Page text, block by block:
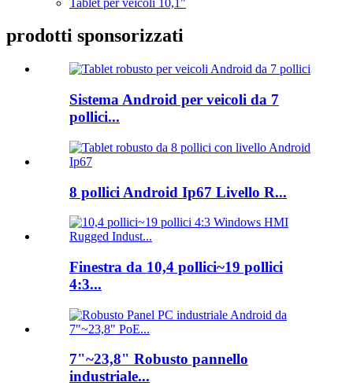
prodotti sponsorizzati
Sistema Android per veicoli da 7
pollici...
8 pollici Android Ip67 Livello R...
Finestra da 10,4 pollici~19 pollici
4:3...
7"~23,8" Robusto pannello
industriale...